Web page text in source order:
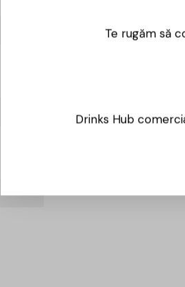
Te rugăm să
Drinks Hub